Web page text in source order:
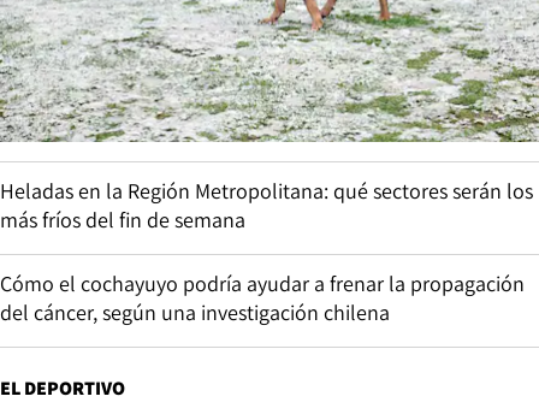
Heladas en la Región Metropolitana: qué sectores serán los
más fríos del fin de semana
Cómo el cochayuyo podría ayudar a frenar la propagación
del cáncer, según una investigación chilena
EL DEPORTIVO